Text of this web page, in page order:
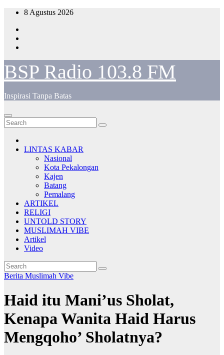
Skip
content
8 Agustus 2026
BSP Radio 103.8 FM
Inspirasi Tanpa Batas
LINTAS KABAR
Nasional
Kota Pekalongan
Kajen
Batang
Pemalang
ARTIKEL
RELIGI
UNTOLD STORY
MUSLIMAH VIBE
Artikel
Video
Berita Muslimah Vibe
Haid itu Mani’us Sholat,
Kenapa Wanita Haid Harus
Mengqoho’ Sholatnya?